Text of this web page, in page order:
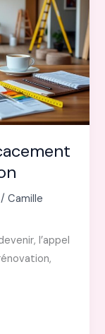
/Camille
l’appel